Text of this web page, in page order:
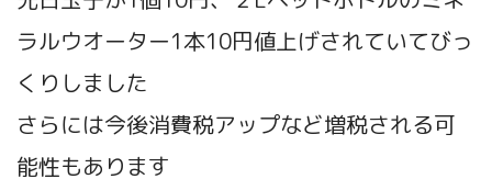
ラルウオーター1本10円値上げされていてびっ
くりしました
さらには今後消費税アップなど増税される可
能性もあります